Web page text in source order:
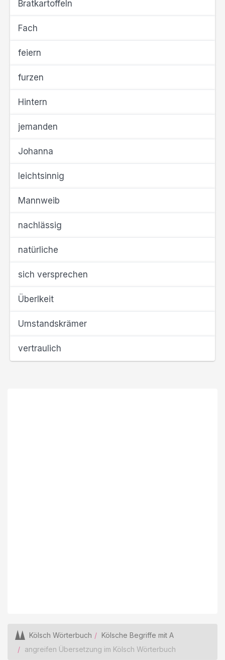
Bratkartoffeln
Fach
feiern
furzen
Hintern
jemanden
Johanna
leichtsinnig
Mannweib
nachlässig
natürliche
sich versprechen
Überlkeit
Umstandskrämer
vertraulich
Kölsch Wörterbuch
Kölsche Begriffe mit A
angreifen Übersetzung im Kölsch Wörterbuch